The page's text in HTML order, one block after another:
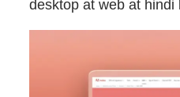
desktop at web at hindi